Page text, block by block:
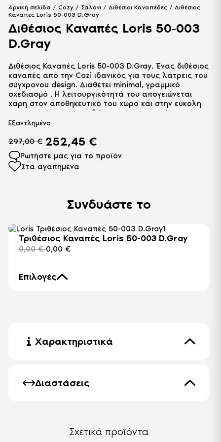
Αρχική σελίδα / Cozy/ Σαλόνι/ Διθέσιοι Καναπέδες / Διθέσιος
Καναπές Loris 50-003 D.Gray
Διθέσιος Καναπές Loris 50-003
D.Gray
Εξαντλημένο
Διθέσιος Καναπές Loris 50-003 D.Gray. Ένας διθέσιος
καναπές από την Cozi ιδανικός για τους λάτρεις του
σύγχρονου design. Διαθέτει minimal, γραμμικό
σχεδιασμό . Η λειτουργικότητά του απογειώνεται
χάρη στον αποθηκευτικό του χώρο και στην εύκολη
μετατροπή του σε κρεβάτι για τους μικρούς σας
επισκέπτες. Επενδύεται με αλέκιαστο ύφασμα
297,00€ 252,45 €
Συνδυάστε το
Τριθέσιος Καναπές Loris 50-003 D.Gray
0,00€ 0,00 €
Επιλογές
Διαβάστε περισσότερα
Χαρακτηριστικά
Καναπές με
Ψηλά πόδια - εύκολο
Διαστάσεις
Ρωτήστε μας για το προϊόν
Στα αγαπημένα
Σχετικά προϊόντα